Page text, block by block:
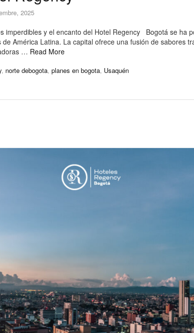
2025
imperdibles y el encanto del Hotel Regency Bogotá se ha
América Latina. La capital ofrece una fusión de sabores
… Read More
, norte debogota, planes en bogota, Usaquén